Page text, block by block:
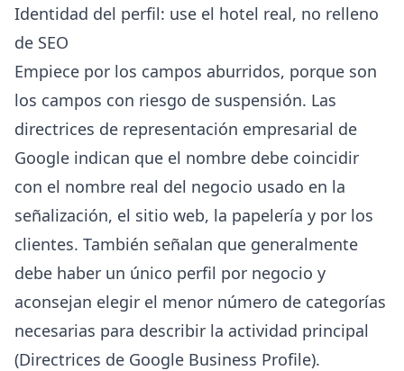
Identidad del perfil: use el hotel real, no relleno
de SEO
Empiece por los campos aburridos, porque son
los campos con riesgo de suspensión. Las
directrices de representación empresarial de
Google indican que el nombre debe coincidir
con el nombre real del negocio usado en la
señalización, el sitio web, la papelería y por los
clientes. También señalan que generalmente
debe haber un único perfil por negocio y
aconsejan elegir el menor número de categorías
necesarias para describir la actividad principal
(Directrices de Google Business Profile).